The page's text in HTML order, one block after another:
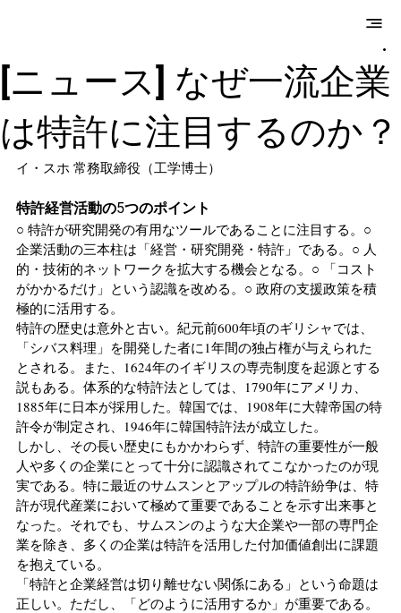
[ニュース] なぜ一流企業
は特許に注目するのか？
イ・スホ 常務取締役（工学博士）
特許経営活動の5つのポイント
○ 特許が研究開発の有用なツールであることに注目する。○
企業活動の三本柱は「経営・研究開発・特許」である。○ 人
的・技術的ネットワークを拡大する機会となる。○ 「コスト
がかかるだけ」という認識を改める。○ 政府の支援政策を積
極的に活用する。
特許の歴史は意外と古い。紀元前600年頃のギリシャでは、
「シバス料理」を開発した者に1年間の独占権が与えられた
とされる。また、1624年のイギリスの専売制度を起源とする
説もある。体系的な特許法としては、1790年にアメリカ、
1885年に日本が採用した。韓国では、1908年に大韓帝国の特
許令が制定され、1946年に韓国特許法が成立した。
しかし、その長い歴史にもかかわらず、特許の重要性が一般
人や多くの企業にとって十分に認識されてこなかったのが現
実である。特に最近のサムスンとアップルの特許紛争は、特
許が現代産業において極めて重要であることを示す出来事と
なった。それでも、サムスンのような大企業や一部の専門企
業を除き、多くの企業は特許を活用した付加価値創出に課題
を抱えている。
「特許と企業経営は切り離せない関係にある」という命題は
正しい。ただし、「どのように活用するか」が重要である。